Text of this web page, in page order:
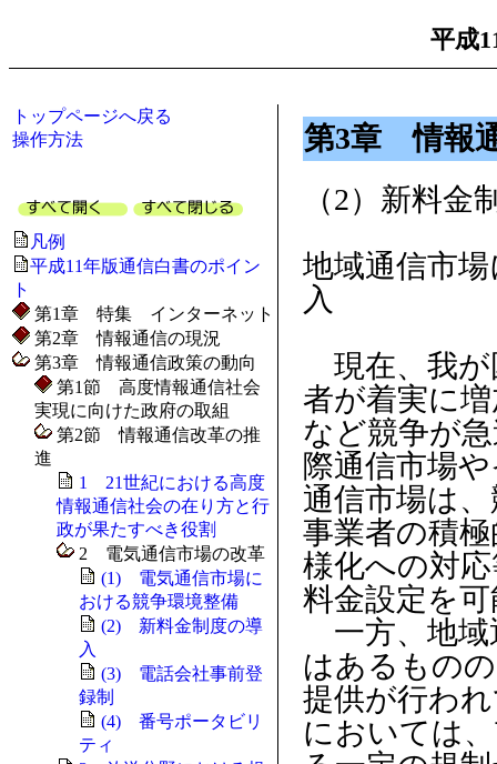
平成
トップページへ戻る
操作方法
凡例
平成11年版通信白書のポイン
ト
第1章 特集 インターネット
第2章 情報通信の現況
第3章 情報通信政策の動向
第1節 高度情報通信社会
実現に向けた政府の取組
第2節 情報通信改革の推
進
1 21世紀における高度
情報通信社会の在り方と行
政が果たすべき役割
2 電気通信市場の改革
(1) 電気通信市場に
おける競争環境整備
(2) 新料金制度の導
入
(3) 電話会社事前登
録制
(4) 番号ポータビリ
ティ
第3章 情報
（2）新料金
地域通信市
入
現在、我が
者が着実に
など競争が
際通信市場
通信市場は
事業者の積
様化への対
料金設定を
一方、地域
はあるもの
提供が行わ
においては